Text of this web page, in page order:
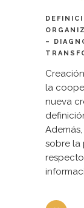
–
la
nueva
sobre la